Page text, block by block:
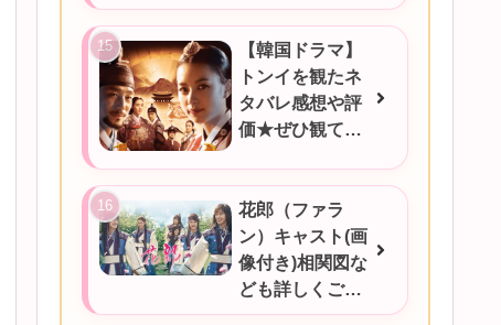
ご紹介★
【韓国ドラマ】
トンイを観たネ
タバレ感想や評
価★ぜひ観てほ
花郎（ファラ
ン）キャスト(画
像付き)相関図な
ども詳しくご紹
介★